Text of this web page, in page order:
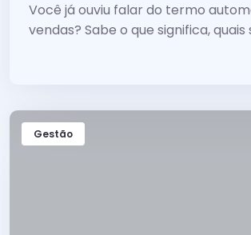
Você já ouviu falar do termo
vendas? Sabe o que significa, quais
Gestão